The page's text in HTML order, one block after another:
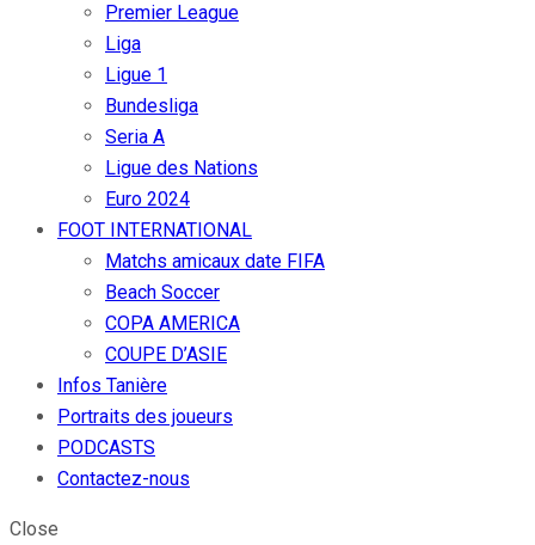
Premier League
Liga
Ligue 1
Bundesliga
Seria A
Ligue des Nations
Euro 2024
FOOT INTERNATIONAL
Matchs amicaux date FIFA
Beach Soccer
COPA AMERICA
COUPE D’ASIE
Infos Tanière
Portraits des joueurs
PODCASTS
Contactez-nous
Close